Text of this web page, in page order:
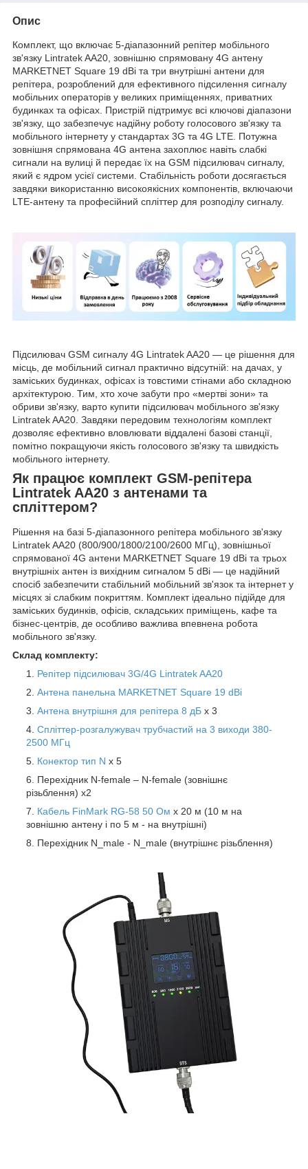
Опис
Комплект, що включає 5-діапазонний репітер мобільного
зв'язку Lintratek AA20, зовнішню спрямовану 4G антену
MARKETNET Square 19 dBi та три внутрішні антени для
репітера, розроблений для ефективного підсилення сигналу
мобільних операторів у великих приміщеннях, приватних
будинках та офісах. Пристрій підтримує всі ключові діапазони
зв'язку, що забезпечує надійну роботу голосового зв'язку та
мобільного інтернету у стандартах 3G та 4G LTE. Потужна
зовнішня спрямована 4G антена захоплює навіть слабкі
сигнали на вулиці й передає їх на GSM підсилювач сигналу,
який є ядром усієї системи. Стабільність роботи досягається
завдяки використанню високоякісних компонентів, включаючи
LTE-антену та професійний спліттер для розподілу сигналу.
Підсилювач GSM сигналу 4G Lintratek AA20 — це рішення для
місць, де мобільний сигнал практично відсутній: на дачах, у
заміських будинках, офісах із товстими стінами або складною
архітектурою. Тим, хто хоче забути про «мертві зони» та
обриви зв'язку, варто купити підсилювач мобільного зв'язку
Lintratek AA20. Завдяки передовим технологіям комплект
дозволяє ефективно вловлювати віддалені базові станції,
помітно покращуючи якість голосового зв'язку та швидкість
мобільного інтернету.
Як працює комплект GSM-репітера
Lintratek AA20 з антенами та
спліттером?
Рішення на базі 5-діапазонного репітера мобільного зв'язку
Lintratek AA20 (800/900/1800/2100/2600 МГц), зовнішньої
спрямованої 4G антени MARKETNET Square 19 dBi та трьох
внутрішніх антен із вихідним сигналом 5 dBi — це надійний
спосіб забезпечити стабільний мобільний зв'язок та інтернет у
місцях зі слабким покриттям. Комплект ідеально підійде для
заміських будинків, офісів, складських приміщень, кафе та
бізнес-центрів, де особливо важлива впевнена робота
мобільного зв'язку.
Склад комплекту:
Репітер підсилювач 3G/4G Lintratek AA20
Антена панельна MARKETNET Square 19 dBi
Антена внутрішня для репітера 8 дБ х 3
Спліттер-розгалужувач трубчастий на 3 виходи 380-
2500 МГц
Конектор тип N х 5
Перехідник N-female – N-female (зовнішнє
різьблення) х2
Кабель FinMark RG-58 50 Ом х 20 м (10 м на
зовнішню антену і по 5 м - на внутрішні)
Перехідник N_male - N_male (внутрішнє різьблення)